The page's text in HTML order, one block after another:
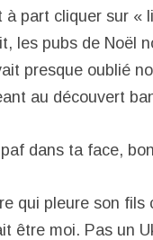
à part cliquer sur «
les pubs de Noël
presque oublié
au découvert
dans ta face,
qui pleure son fils
être moi. Pas un